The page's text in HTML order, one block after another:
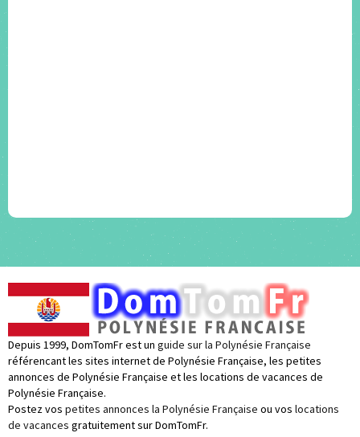
Depuis 1999, DomTomFr est un guide sur la Polynésie Française
référencant les sites internet de Polynésie Française, les petites
annonces de Polynésie Française et les locations de vacances de
Polynésie Française.
Postez vos petites annonces la Polynésie Française ou vos locations
de vacances gratuitement sur DomTomFr.